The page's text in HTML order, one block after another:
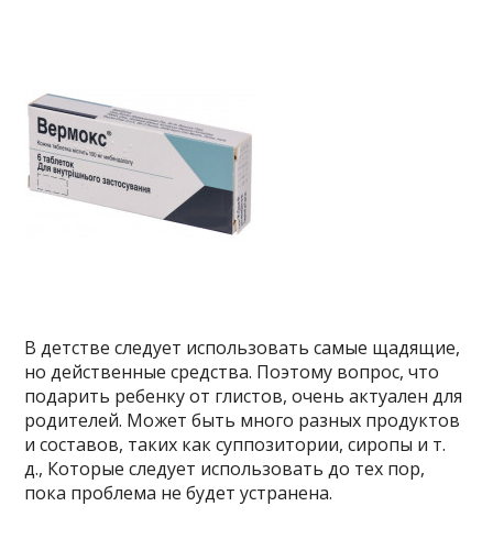
В детстве следует использовать самые щадящие,
но действенные средства. Поэтому вопрос, что
подарить ребенку от глистов, очень актуален для
родителей. Может быть много разных продуктов
и составов, таких как суппозитории, сиропы и т.
д., Которые следует использовать до тех пор,
пока проблема не будет устранена.